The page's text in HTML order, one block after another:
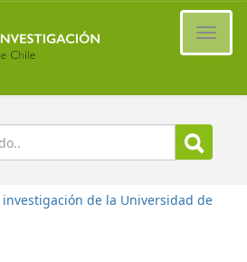
de la Universidad de